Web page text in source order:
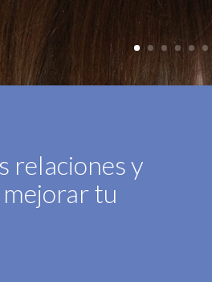
relaciones y
tu